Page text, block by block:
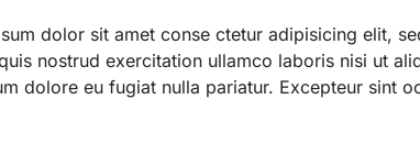
dolor sit amet conse ctetur adipisicing elit,
nostrud exercitation ullamco laboris nisi ut
dolore eu fugiat nulla pariatur. Excepteur sint